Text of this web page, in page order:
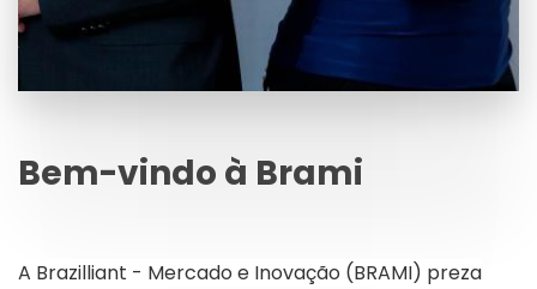
Bem-vindo à Brami
A Brazilliant - Mercado e Inovação (BRAMI) preza